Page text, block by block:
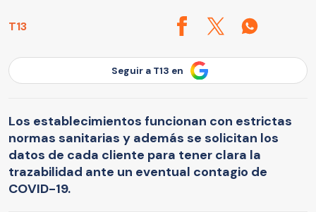
T13
Seguir a T13 en
Los establecimientos funcionan con estrictas
normas sanitarias y además se solicitan los
datos de cada cliente para tener clara la
trazabilidad ante un eventual contagio de
COVID-19.